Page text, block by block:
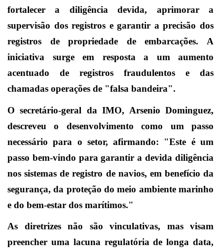
fortalecer a diligência devida, aprimorar a
supervisão dos registros e garantir a precisão dos
registros de propriedade de embarcações. A
iniciativa surge em resposta a um aumento
acentuado de registros fraudulentos e das
chamadas operações de "falsa bandeira".
O secretário-geral da IMO, Arsenio Dominguez,
descreveu o desenvolvimento como um passo
necessário para o setor, afirmando: "Este é um
passo bem-vindo para garantir a devida diligência
nos sistemas de registro de navios, em benefício da
segurança, da proteção do meio ambiente marinho
e do bem-estar dos marítimos."
As diretrizes não são vinculativas, mas visam
preencher uma lacuna regulatória de longa data,